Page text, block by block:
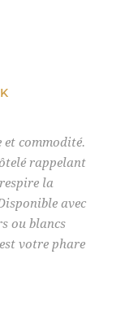
commodité.
rappelant
la
avec
ou blancs
votre phare